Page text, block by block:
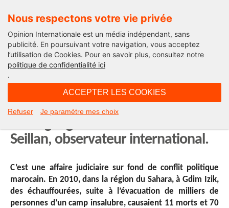
Nous respectons votre vie privée
Opinion Internationale est un média indépendant, sans
publicité. En poursuivant votre navigation, vous acceptez
l’utilisation de Cookies. Pour en savoir plus, consultez notre
politique de confidentialité ici
.
ACCEPTER LES COOKIES
Refuser Je paramètre mes choix
Afriques demain
Procès de Gdim Izik au Maroc :
Seillan, observateur international.
C’est une affaire judiciaire sur fond de conflit politique
marocain. En 2010, dans la région du Sahara, à Gdim Izik,
des échauffourées, suite à l’évacuation de milliers de
personnes d’un camp insalubre, causaient 11 morts et 70